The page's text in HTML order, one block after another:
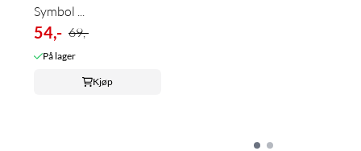
Symbol ...
54,- 69,-
På lager
Kjøp